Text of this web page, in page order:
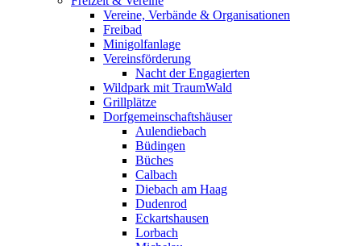
Vereine, Verbände & Organisationen
Freibad
Minigolfanlage
Vereinsförderung
Nacht der Engagierten
Wildpark mit TraumWald
Grillplätze
Dorfgemeinschaftshäuser
Aulendiebach
Büdingen
Büches
Calbach
Diebach am Haag
Dudenrod
Eckartshausen
Lorbach